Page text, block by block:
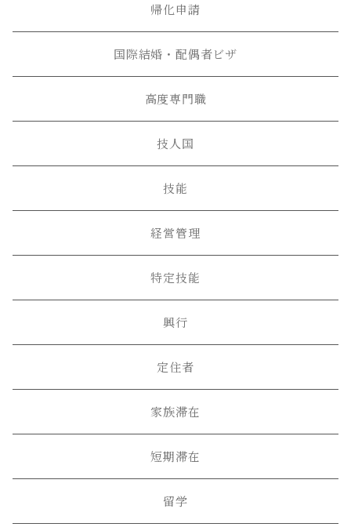
帰化申請
国際結婚・配偶者ビザ
高度専門職
技人国
技能
経営管理
特定技能
興行
定住者
家族滞在
短期滞在
留学